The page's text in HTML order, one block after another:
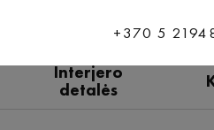
+370 5
Interjero
detalės